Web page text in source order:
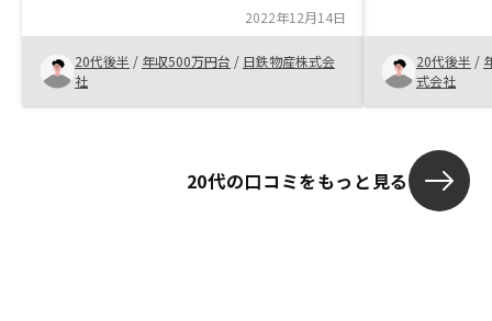
からお話を聞かせていただき、今回こちら
でご契約させていただく運びとなりまし
た。
2022年12月14日
20代後半 / 年収500万円台 / 日鉄物産株式会
社
かという部分
めました。
20代後半 /
式会社
20代の口コミをもっと見る